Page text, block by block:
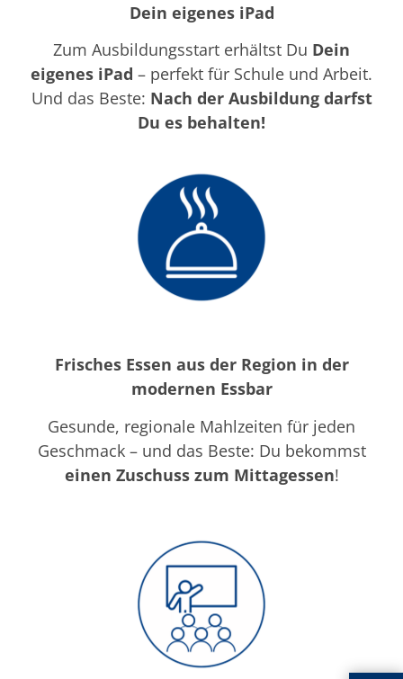
Dein eigenes iPad
Zum Ausbildungsstart erhältst Du Dein
eigenes iPad – perfekt für Schule und Arbeit.
Und das Beste: Nach der Ausbildung darfst
Du es behalten!
Frisches Essen aus der Region in der
modernen Essbar
Gesunde, regionale Mahlzeiten für jeden
Geschmack – und das Beste: Du bekommst
einen Zuschuss zum Mittagessen!